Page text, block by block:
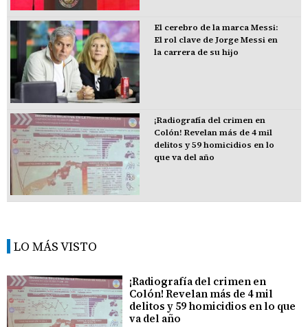
El cerebro de la marca Messi:
El rol clave de Jorge Messi en
la carrera de su hijo
¡Radiografía del crimen en
Colón! Revelan más de 4 mil
delitos y 59 homicidios en lo
que va del año
LO MÁS VISTO
¡Radiografía del crimen en
Colón! Revelan más de 4 mil
delitos y 59 homicidios en lo que
va del año